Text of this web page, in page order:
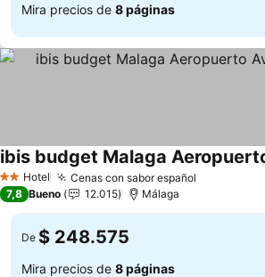
Mira precios de 8 páginas
2 Estrellas
Hotel Cenas con sabor español
Ver precios
7,8 Bueno 12.015 Málaga
De $ 248.575
Mira precios de 8 páginas